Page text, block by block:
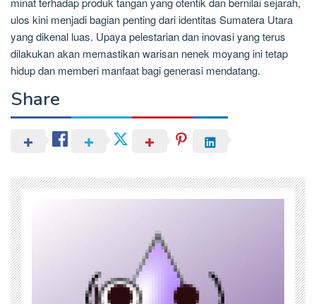
ulos kini menjadi bagian penting dari identitas Sumatera Utara
yang dikenal luas. Upaya pelestarian dan inovasi yang terus
dilakukan akan memastikan warisan nenek moyang ini tetap
hidup dan memberi manfaat bagi generasi mendatang.
Share